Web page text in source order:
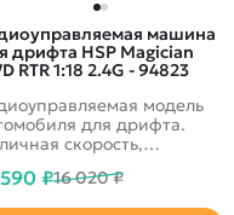
машина
дрифта HSP Magician
RTR 1:18 2.4G - 94823
модель
для дрифта.
скорость,
₽16 020 ₽